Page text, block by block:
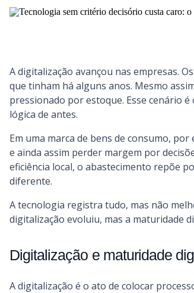
A digitalização avançou nas empresas.
que tinham há alguns anos. Mesmo
pressionado por estoque. Esse cenário
lógica de antes.
Em uma marca de bens de consumo,
e ainda assim perder margem por
eficiência local, o abastecimento repõe
diferente.
A tecnologia registra tudo, mas não
digitalização evoluiu, mas a maturidade
Digitalização e maturidade
A digitalização é o ato de colocar